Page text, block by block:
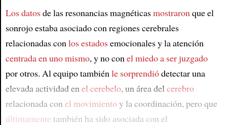
Los datosde las resonancias magnéticasmostraron que el
sonrojo estaba asociado con regiones cerebrales
relacionadas con los estadosemocionales y la atención
centrada en uno mismo, y no con el miedo a ser juzgado
por otros. Al equipo también le sorprendiódetectar una
elevada actividad en el cerebelo, un área del cerebro
relacionada con el movimientoy la coordinación, pero que
últimamente también ha sido asociada con el